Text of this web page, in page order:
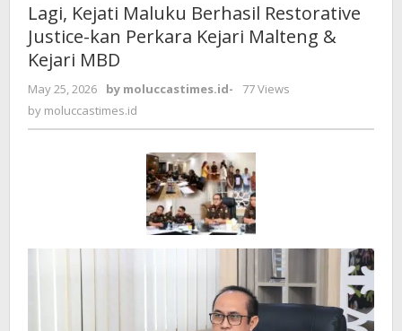
Lagi, Kejati Maluku Berhasil Restorative
Justice-kan Perkara Kejari Malteng &
Kejari MBD
May 25, 2026 by moluccastimes.id-
77 Views
by moluccastimes.id